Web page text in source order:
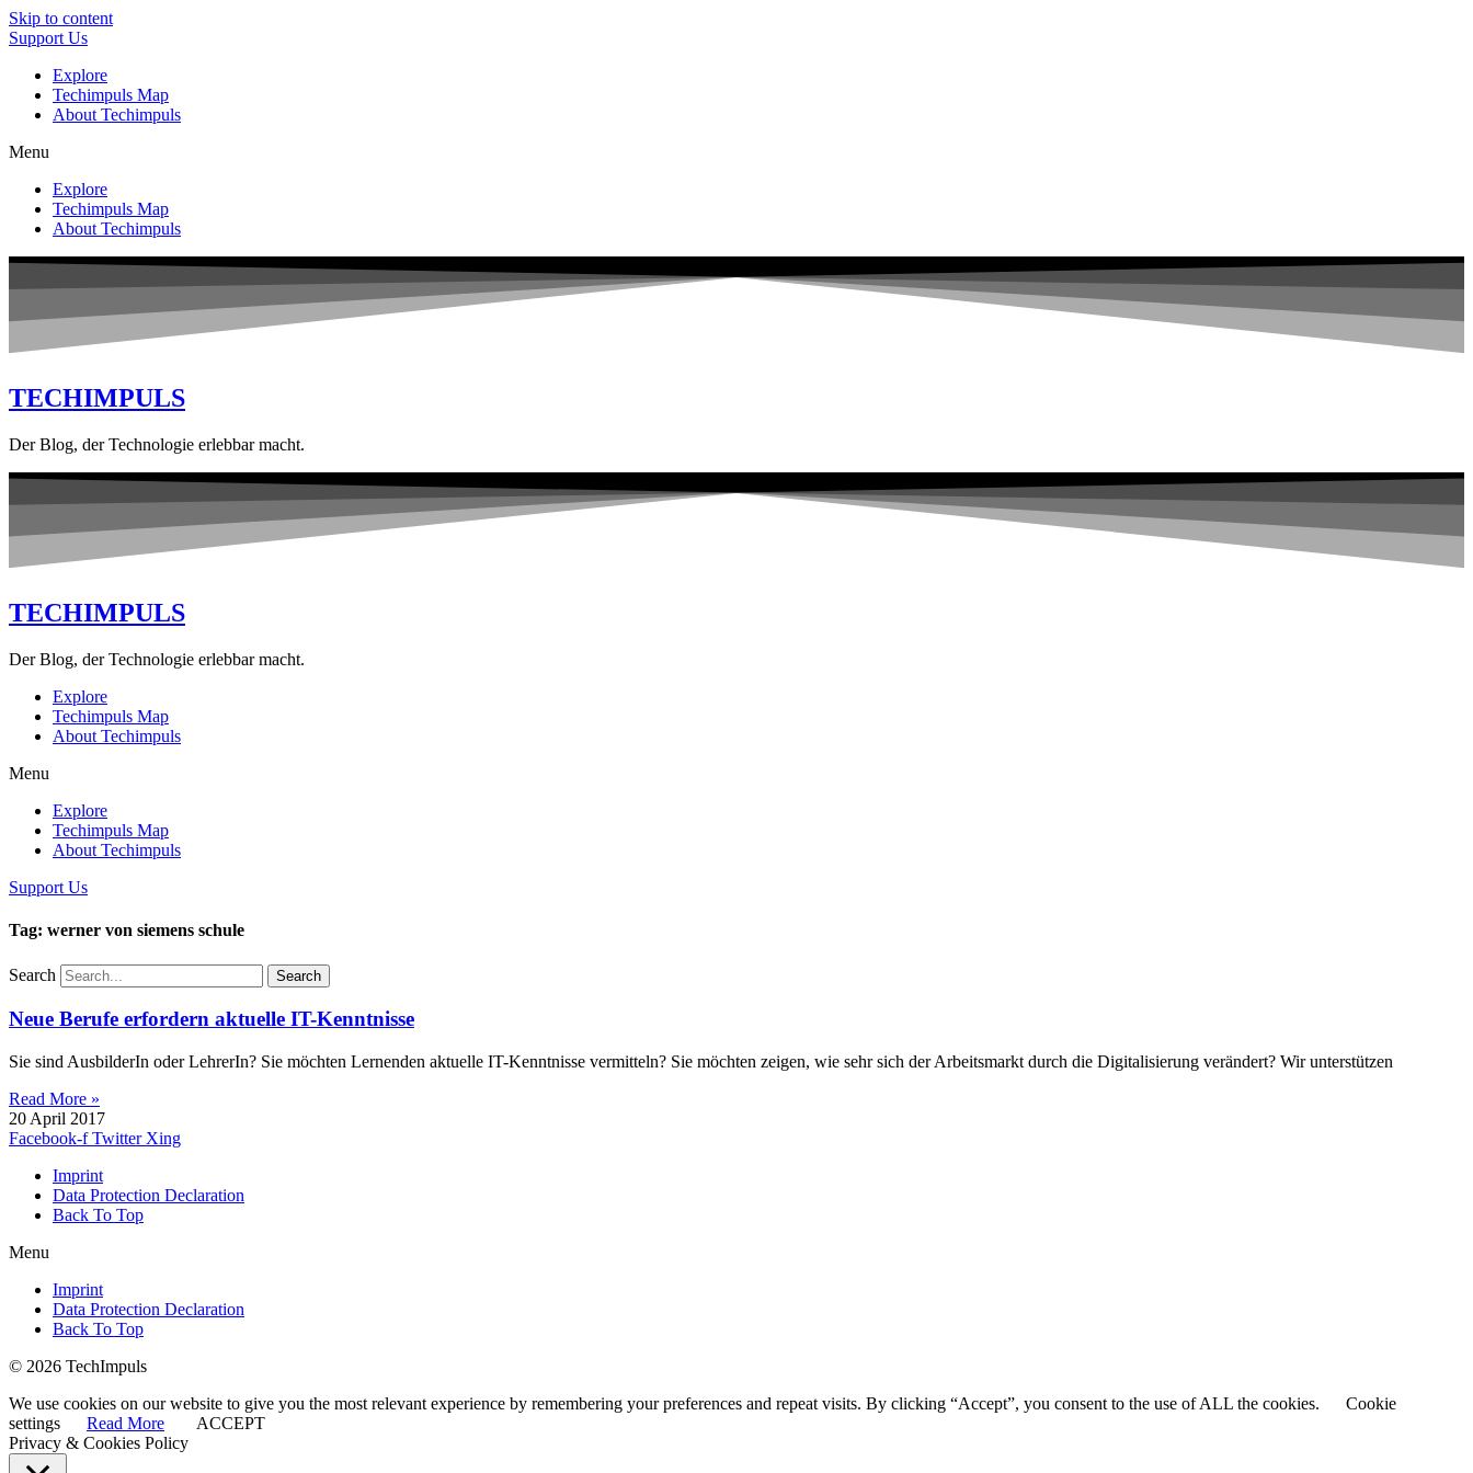
Skip to content
Support Us
Explore
Techimpuls Map
About Techimpuls
Menu
Explore
Techimpuls Map
About Techimpuls
TECHIMPULS
Der Blog, der Technologie erlebbar macht.
TECHIMPULS
Der Blog, der Technologie erlebbar macht.
Explore
Techimpuls Map
About Techimpuls
Menu
Explore
Techimpuls Map
About Techimpuls
Support Us
Tag: werner von siemens schule
Search Search
Neue Berufe erfordern aktuelle IT-Kenntnisse
Sie sind AusbilderIn oder LehrerIn? Sie möchten Lernenden aktuelle IT-Kenntnisse vermitteln? Sie möchten zeigen, wie sehr sich der Arbeitsmarkt durch die Digitalisierung verändert? Wir unterstützen
Read More »
20 April 2017
Facebook-f Twitter Xing
Imprint
Data Protection Declaration
Back To Top
Menu
Imprint
Data Protection Declaration
Back To Top
© 2026 TechImpuls
We use cookies on our website to give you the most relevant experience by remembering your preferences and repeat visits. By clicking “Accept”, you consent to the use of ALL the cookies.
Cookie
settings
Read More
ACCEPT
Privacy & Cookies Policy